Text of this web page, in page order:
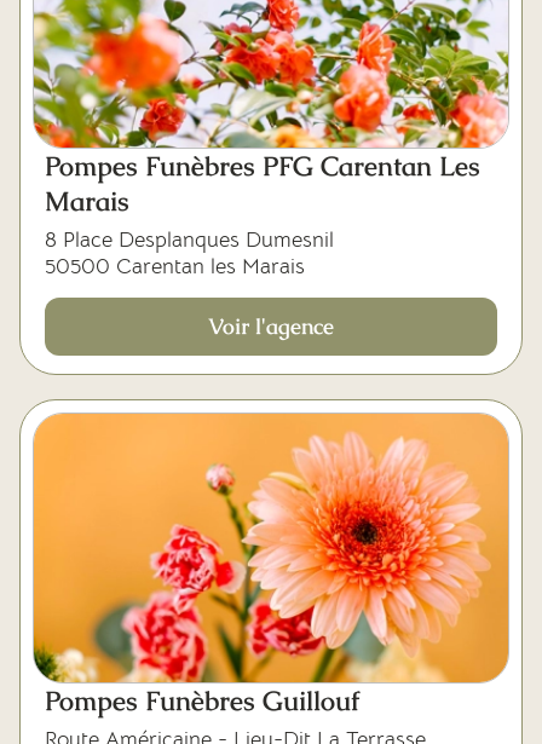
Pompes Funèbres PFG Carentan Les
Marais
8 Place Desplanques Dumesnil
50500 Carentan les Marais
Voir l'agence
Pompes Funèbres Guillouf